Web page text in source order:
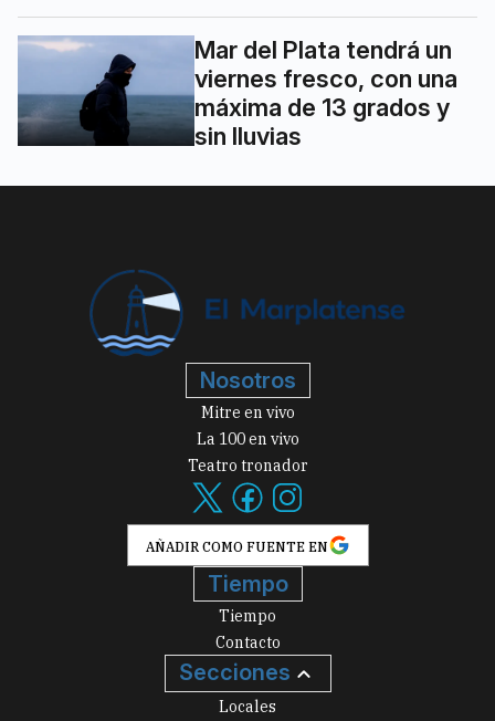
Mar del Plata tendrá un
viernes fresco, con una
máxima de 13 grados y
sin lluvias
Nosotros
Mitre en vivo
La 100 en vivo
Teatro tronador
AÑADIR COMO FUENTE EN
Tiempo
Tiempo
Contacto
Secciones
Locales